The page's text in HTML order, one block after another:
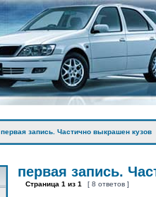
первая запись. Частично выкрашен кузов
первая запись.
Страница 1 из 1 [ 8 ответов ]